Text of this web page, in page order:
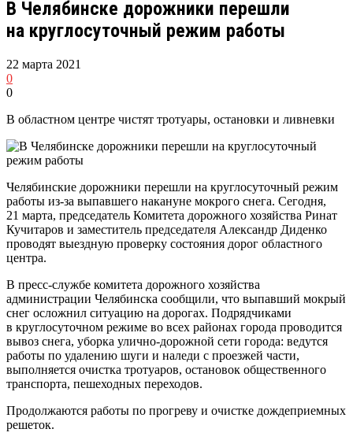
В Челябинске дорожники перешли
на круглосуточный режим работы
22 марта 2021
0
0
В областном центре чистят тротуары, остановки и ливневки
Челябинские дорожники перешли на круглосуточный режим
работы из-за выпавшего накануне мокрого снега. Сегодня,
21 марта, председатель Комитета дорожного хозяйства Ринат
Кучитаров и заместитель председателя Александр Диденко
проводят выездную проверку состояния дорог областного
центра.
В пресс-службе комитета дорожного хозяйства
администрации Челябинска сообщили, что выпавший мокрый
снег осложнил ситуацию на дорогах. Подрядчиками
в круглосуточном режиме во всех районах города проводится
вывоз снега, уборка улично-дорожной сети города: ведутся
работы по удалению шуги и наледи с проезжей части,
выполняется очистка тротуаров, остановок общественного
транспорта, пешеходных переходов.
Продолжаются работы по прогреву и очистке дождеприемных
решеток.